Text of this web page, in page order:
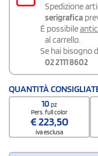
Spedizione
serigrafica
É possibile
al carrello.
Se hai bisogno
02 2111 8602
QUANTITÀ
10pz
Pers. full color
€223,50
iva esclusa